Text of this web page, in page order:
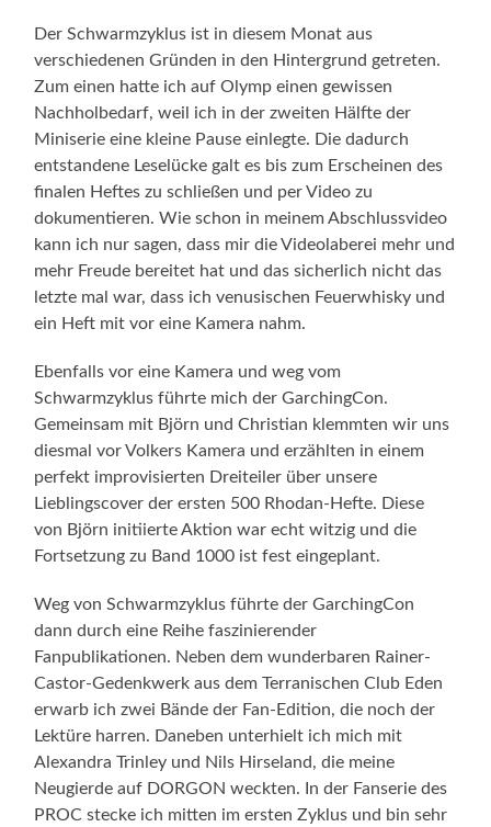
Der Schwarmzyklus ist in diesem Monat aus
verschiedenen Gründen in den Hintergrund getreten.
Zum einen hatte ich auf Olymp einen gewissen
Nachholbedarf, weil ich in der zweiten Hälfte der
Miniserie eine kleine Pause einlegte. Die dadurch
entstandene Leselücke galt es bis zum Erscheinen des
finalen Heftes zu schließen und per Video zu
dokumentieren. Wie schon in meinem Abschlussvideo
kann ich nur sagen, dass mir die Videolaberei mehr und
mehr Freude bereitet hat und das sicherlich nicht das
letzte mal war, dass ich venusischen Feuerwhisky und
ein Heft mit vor eine Kamera nahm.
Ebenfalls vor eine Kamera und weg vom
Schwarmzyklus führte mich der GarchingCon.
Gemeinsam mit Björn und Christian klemmten wir uns
diesmal vor Volkers Kamera und erzählten in einem
perfekt improvisierten Dreiteiler über unsere
Lieblingscover der ersten 500 Rhodan-Hefte. Diese
von Björn initiierte Aktion war echt witzig und die
Fortsetzung zu Band 1000 ist fest eingeplant.
Weg von Schwarmzyklus führte der GarchingCon
dann durch eine Reihe faszinierender
Fanpublikationen. Neben dem wunderbaren Rainer-
Castor-Gedenkwerk aus dem Terranischen Club Eden
erwarb ich zwei Bände der Fan-Edition, die noch der
Lektüre harren. Daneben unterhielt ich mich mit
Alexandra Trinley und Nils Hirseland, die meine
Neugierde auf DORGON weckten. In der Fanserie des
PROC stecke ich mitten im ersten Zyklus und bin sehr